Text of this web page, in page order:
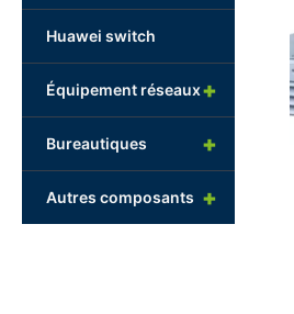
Huawei switch
+
Équipement réseaux
+
Bureautiques
+
Autres composants